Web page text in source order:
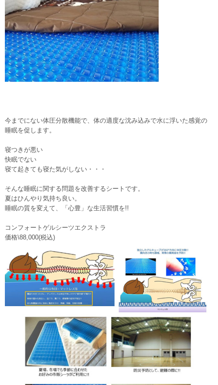
今までにない体圧分散機能で、体の適度な沈み込みで水に浮いた感覚の
睡眠を促します。
寝つきが悪い
快眠でない
寝て起きても寝た気がしない・・・
そんな睡眠に関する問題を改善するシートです。
夏はひんやり気持ち良い。
睡眠の質を変えて、「心豊」な生活習慣を!!
コンフォートゲルシーツエクストラ
価格\88,000(税込)